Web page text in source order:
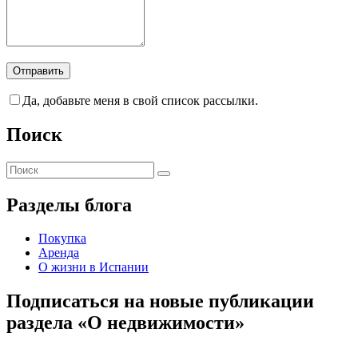
Да, добавьте меня в свой список рассылки.
Поиск
Разделы блога
Покупка
Аренда
О жизни в Испании
Подписаться на новые публикации
раздела «О недвижимости»